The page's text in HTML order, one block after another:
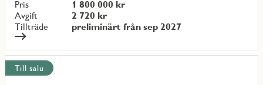
Pris
1 800 000 kr
Avgift
2 720 kr
Tillträde
preliminärt från sep 2027
objekt
{objectNumber}
Till salu